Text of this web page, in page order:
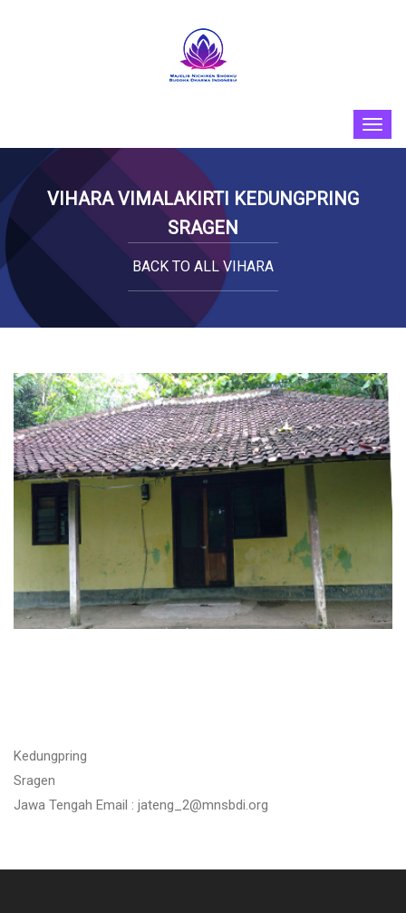
VIHARA VIMALAKIRTI KEDUNGPRING
SRAGEN
BACK TO ALL VIHARA
Kedungpring
Sragen
Jawa Tengah Email : jateng_2@mnsbdi.org